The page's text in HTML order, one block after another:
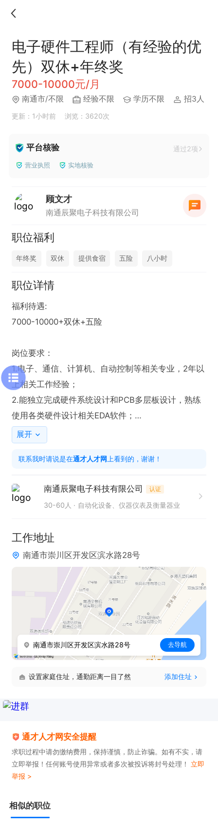
电子硬件工程师（有经验的优
先）双休+年终奖
7000-10000元/月
南通市/不限 经验不限 学历不限 招3人
更新：1小时前 浏览：3620次
平台核验 通过2项
营业执照 实地核验
顾文才
南通辰聚电子科技有限公司
职位福利
年终奖 双休 提供食宿 五险 八小时
职位详情
福利待遇:
7000-10000+双休+五险
岗位要求：
1.电子、通信、计算机、自动控制等相关专业，2年以
上相关工作经验；
2.能独立完成硬件系统设计和PCB多层板设计，熟练
使用各类硬件设计相关EDA软件；
3.具有丰富的硬件电路知识，扎实的模电、数电基
熟悉SMT；
工作优先；
5.有良好的沟通能力和团队合作精神；
工作内容：
1.负责公司产品硬件架构设计、芯片选型、原理图设
计以及PCB设计和调试；
2.参与新产品设计方案的制定和评审；
3.负责公司相关产品的硬件部分的设计、开发和后期
调试；
4.硬件技术开发相关的外协工作接口及跟踪，积极配
生产和使用过程中暴露出的问题；
6.参与和配合公司其他部门的认证、测试等工作。
只需两步，轻松找工作：1、先点击投简历；2、再打
电话。联系时请说是在通才人才网看到的！
展开
联系我时请说是在通才人才网 上看到的，谢谢！
南通辰聚电子科技有限公司 认证
30-60人 自动化设备、仪器仪表及衡量器业
工作地址
南通市崇川区开发区滨水路28号
南通市崇川区开发区滨水路28号 去导航
设置家庭住址，通勤距离一目了然 添加住址
通才人才网安全提醒
求职过程中请勿缴纳费用，保持谨慎，防止诈骗。如有不实，请
立即举报！任何账号使用异常或者多次被投诉将封号处理！ 立即
举报 >
相似的职位